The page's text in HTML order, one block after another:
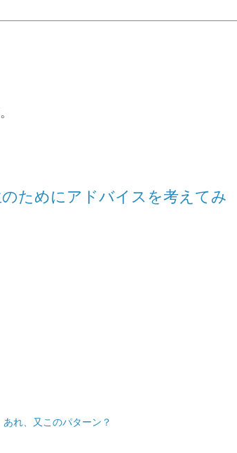
ためにアドバイスを考えてみ
あれ、又このパターン？